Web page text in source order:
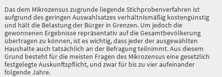
Das dem Mikrozensus zugrunde liegende Stichprobenverfahren ist
aufgrund des geringen Auswahlsatzes verhältnismäßig kostengünstig
und hält die Belastung der Bürger in Grenzen. Um jedoch die
gewonnenen Ergebnisse repräsentativ auf die Ge­samtbevölkerung
übertragen zu können, ist es wichtig, dass jeder der ausgewählten
Haushalte auch tatsächlich an der Befragung teilnimmt. Aus diesem
Grund besteht für die meisten Fragen des Mikrozensus eine gesetzlich
festgelegte Auskunftspflicht, und zwar für bis zu vier aufeinander
folgende Jahre.